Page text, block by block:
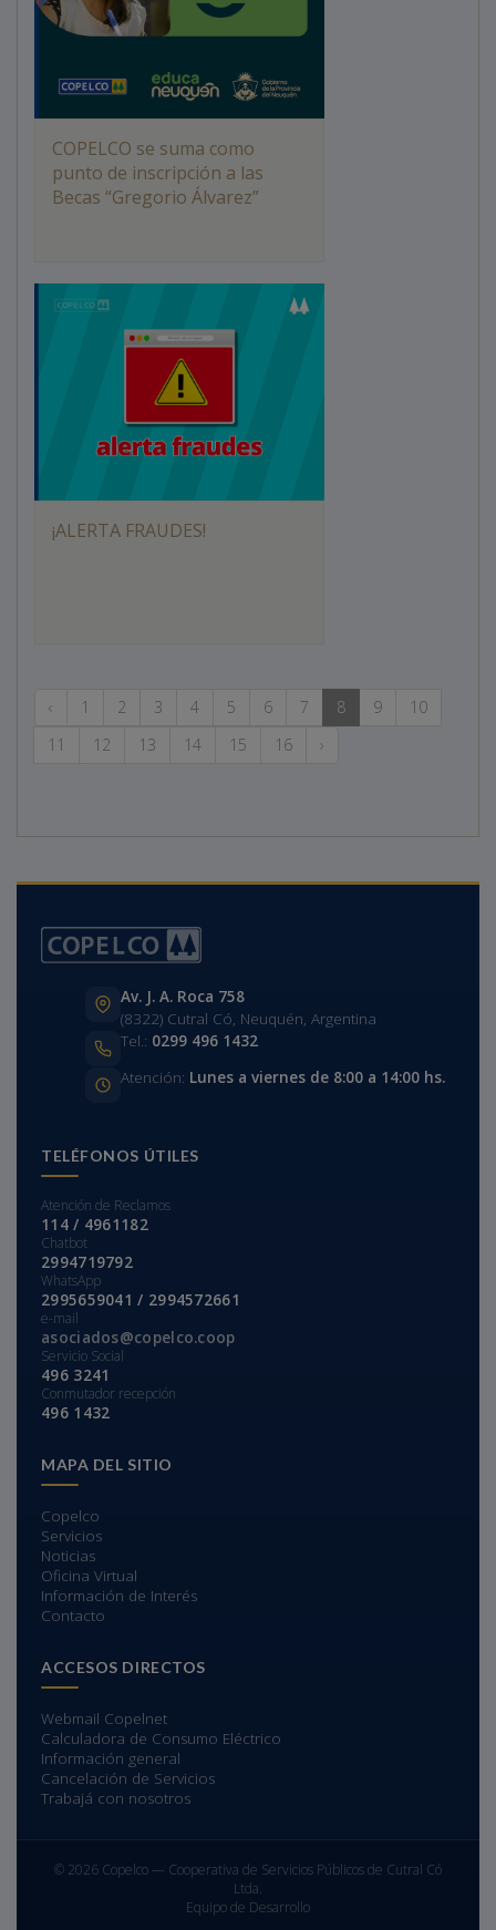
COPELCO se suma como
punto de inscripción a las
Becas “Gregorio Álvarez”
¡ALERTA FRAUDES!
‹ 1 2 3 4 5 6 7 8 9
10
11
12 13 14 15 16 ›
Av. J. A. Roca 758
(8322) Cutral Có, Neuquén, Argentina
Tel.: 0299 496 1432
Atención: Lunes a viernes de 8:00 a 14:00 hs.
TELÉFONOS ÚTILES
Atención de Reclamos
114 / 4961182
Chatbot
2994719792
WhatsApp
2995659041 / 2994572661
e-mail
asociados@copelco.coop
Servicio Social
496 3241
Conmutador recepción
496 1432
MAPA DEL SITIO
Copelco
Servicios
Noticias
Oficina Virtual
Información de Interés
Contacto
ACCESOS DIRECTOS
Webmail Copelnet
Calculadora de Consumo Eléctrico
Información general
Cancelación de Servicios
Trabajá con nosotros
© 2026 Copelco — Cooperativa de Servicios Públicos de Cutral Có
Ltda.
Equipo de Desarrollo